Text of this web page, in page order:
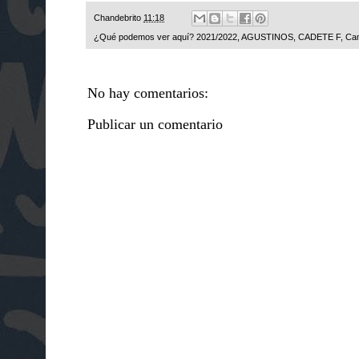
Chandebrito 11:18
¿Qué podemos ver aquí? 2021/2022 AGUSTINOS CADETE F,
No hay comentarios:
Publicar un comentario